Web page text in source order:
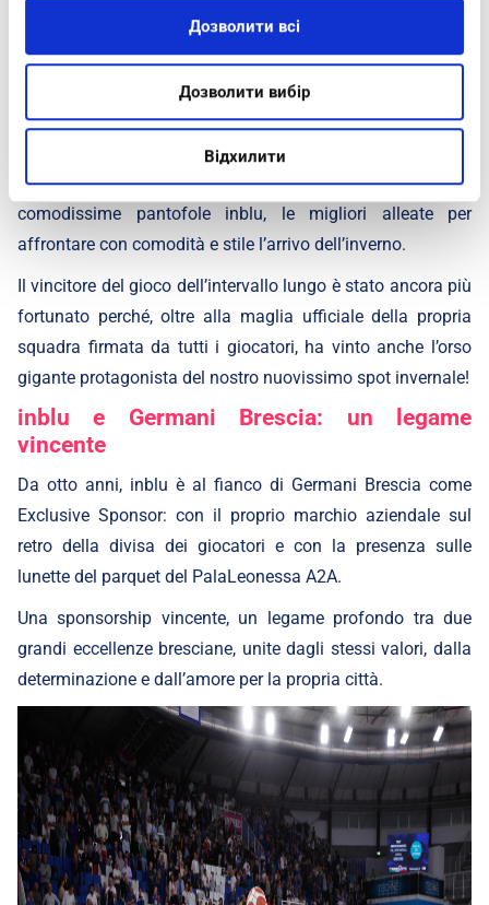
Дозволити всі
Дозволити вибір
Відхилити
In occasione della gara valida per la quinta giornata di
Legabasket Serie A tra Germani Brescia e Dolomiti Energia
Trento, inblu, match sponsor di giornata, ha organizzato
I partecipanti hanno ricevuto in regalo un paio di
comodissime pantofole inblu, le migliori alleate per
affrontare con comodità e stile l’arrivo dell’inverno.
Il vincitore del gioco dell’intervallo lungo è stato ancora più
fortunato perché, oltre alla maglia ufficiale della propria
squadra firmata da tutti i giocatori, ha vinto anche l’orso
gigante protagonista del nostro nuovissimo spot invernale!
inblu e Germani Brescia: un legame
vincente
Da otto anni, inblu è al fianco di Germani Brescia come
Exclusive Sponsor: con il proprio marchio aziendale sul
retro della divisa dei giocatori e con la presenza sulle
lunette del parquet del PalaLeonessa A2A.
Una sponsorship vincente, un legame profondo tra due
grandi eccellenze bresciane, unite dagli stessi valori, dalla
determinazione e dall’amore per la propria città.